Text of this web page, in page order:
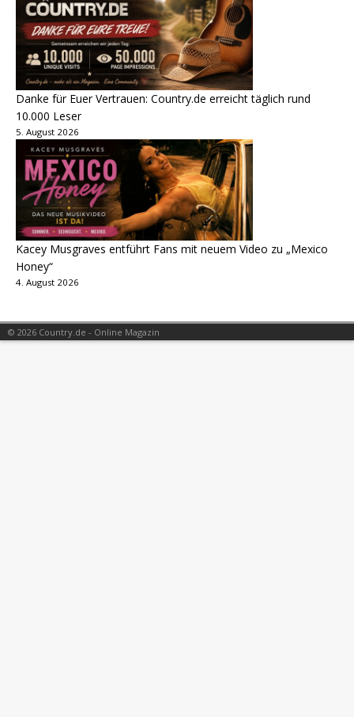
Danke für Euer Vertrauen: Country.de erreicht täglich rund
10.000 Leser
5. August 2026
Kacey Musgraves entführt Fans mit neuem Video zu „Mexico
Honey“
4. August 2026
© 2026 Country.de - Online Magazin